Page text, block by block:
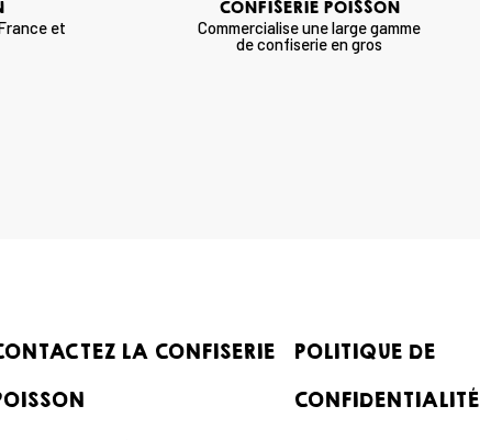
et
CONFISERIE POISSON
Commercialise une large gamme
de confiserie en gros
LA CONFISERIE
POLITIQUE DE
CONFIDENTIALITÉ